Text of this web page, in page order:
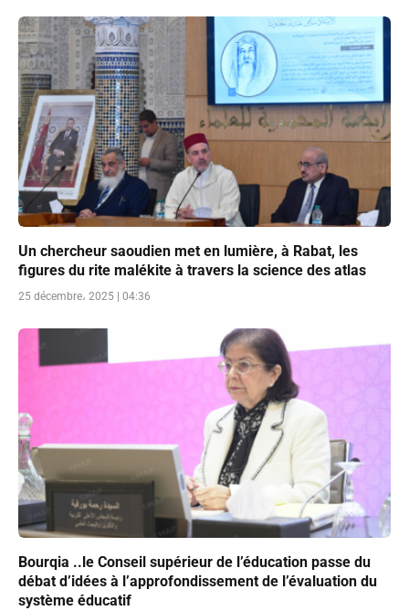
Un chercheur saoudien met en lumière, à Rabat, les
figures du rite malékite à travers la science des atlas
25 décembre، 2025 | 04:36
Bourqia ..le Conseil supérieur de l’éducation passe du
débat d’idées à l’approfondissement de l’évaluation du
système éducatif